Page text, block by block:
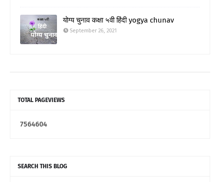
योग्य चुनाव कक्षा ५वी हिंदी yogya chunav
September 26, 2021
TOTAL PAGEVIEWS
7564604
SEARCH THIS BLOG